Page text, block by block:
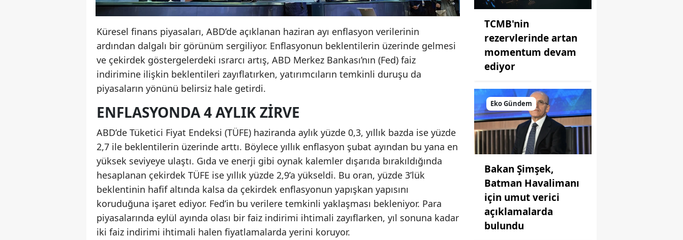
Küresel finans piyasaları, ABD’de açıklanan haziran ayı enflasyon verilerinin
ardından dalgalı bir görünüm sergiliyor. Enflasyonun beklentilerin üzerinde gelmesi
ve çekirdek göstergelerdeki ısrarcı artış, ABD Merkez Bankası’nın (Fed) faiz
indirimine ilişkin beklentileri zayıflatırken, yatırımcıların temkinli duruşu da
piyasaların yönünü belirsiz hale getirdi.
ENFLASYONDA 4 AYLIK ZIRVE
ABD’de Tüketici Fiyat Endeksi (TÜFE) haziranda aylık yüzde 0,3, yıllık bazda ise yüzde
2,7 ile beklentilerin üzerinde arttı. Böylece yıllık enflasyon şubat ayından bu yana en
yüksek seviyeye ulaştı. Gıda ve enerji gibi oynak kalemler dışarıda bırakıldığında
hesaplanan çekirdek TÜFE ise yıllık yüzde 2,9’a yükseldi. Bu oran, yüzde 3’lük
beklentinin hafif altında kalsa da çekirdek enflasyonun yapışkan yapısını
koruduğuna işaret ediyor. Fed’in bu verilere temkinli yaklaşması bekleniyor. Para
piyasalarında eylül ayında olası bir faiz indirimi ihtimali zayıflarken, yıl sonuna kadar
iki faiz indirimi ihtimali halen fiyatlamalarda yerini koruyor.
TCMB'nin
rezervlerinde artan
momentum devam
ediyor
Eko Gündem
Bakan Şimşek,
Batman Havalimanı
için umut verici
açıklamalarda
bulundu